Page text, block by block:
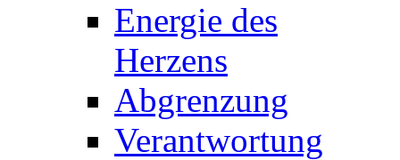
Energie des
Herzens
Abgrenzung
Verantwortung